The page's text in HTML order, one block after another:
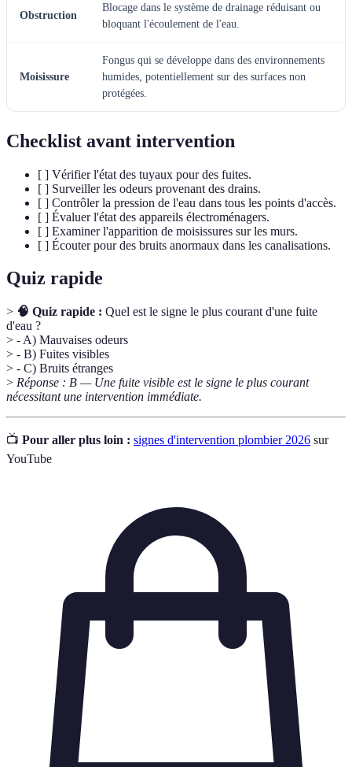
Obstruction
Blocage dans le système de drainage réduisant ou
bloquant l'écoulement de l'eau.
Moisissure
Fongus qui se développe dans des environnements
humides, potentiellement sur des surfaces non
protégées.
Checklist avant intervention
[ ] Vérifier l'état des tuyaux pour des fuites.
[ ] Surveiller les odeurs provenant des drains.
[ ] Contrôler la pression de l'eau dans tous les points d'accès.
[ ] Évaluer l'état des appareils électroménagers.
[ ] Examiner l'apparition de moisissures sur les murs.
[ ] Écouter pour des bruits anormaux dans les canalisations.
Quiz rapide
> 🧠 Quiz rapide : Quel est le signe le plus courant d'une fuite
d'eau ?
> - A) Mauvaises odeurs
> - B) Fuites visibles
> - C) Bruits étranges
> Réponse : B — Une fuite visible est le signe le plus courant
nécessitant une intervention immédiate.
📺 Pour aller plus loin : signes d'intervention plombier 2026 sur
YouTube